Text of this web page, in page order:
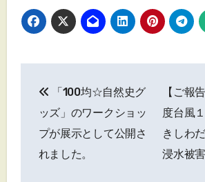
ナ
ビ
「100均☆自然史グ
ッズ」のワークショッ
プが展示として公開さ
れました。
【ご報
度台風
きしわ
浸水被